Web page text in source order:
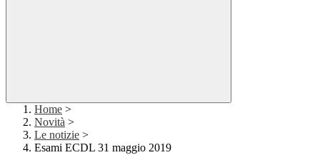
Home >
Novità >
Le notizie >
Esami ECDL 31 maggio 2019